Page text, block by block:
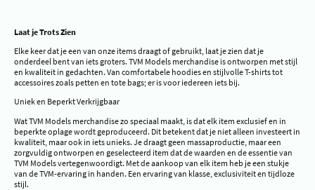
Laat je Trots Zien
Elke keer dat je een van onze items draagt of gebruikt, laat je zien dat je
onderdeel bent van iets groters. TVM Models merchandise is ontworpen met stijl
en kwaliteit in gedachten. Van comfortabele hoodies en stijlvolle T-shirts tot
accessoires zoals petten en tote bags; er is voor iedereen iets bij.
Uniek en Beperkt Verkrijgbaar
Wat TVM Models merchandise zo speciaal maakt, is dat elk item exclusief en in
beperkte oplage wordt geproduceerd. Dit betekent dat je niet alleen investeert in
kwaliteit, maar ook in iets unieks. Je draagt geen massaproductie, maar een
zorgvuldig ontworpen en geselecteerd item dat de waarden en de essentie van
TVM Models vertegenwoordigt. Met de aankoop van elk item heb je een stukje
van de TVM-ervaring in handen. Een ervaring van klasse, exclusiviteit en tijdloze
stijl.